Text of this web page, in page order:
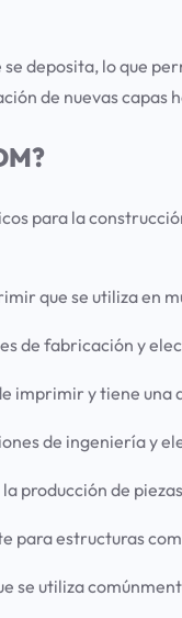
deposita, lo que
de nuevas capas
para la
que se utiliza en
de fabricación y
imprimir y tiene una
de ingeniería y
producción de
para estructuras
se utiliza